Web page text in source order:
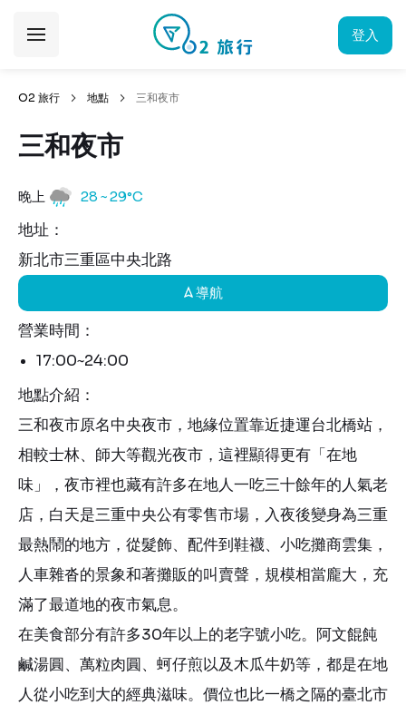
登入
O2 旅行 地點 三和夜市
三和夜市
晚上 28 ~ 29°C
地址：
新北市三重區中央北路
導航
營業時間：
17:00~24:00
地點介紹：
三和夜市原名中央夜市，地緣位置靠近捷運台北橋站，
相較士林、師大等觀光夜市，這裡顯得更有「在地
味」，夜市裡也藏有許多在地人一吃三十餘年的人氣老
店，白天是三重中央公有零售市場，入夜後變身為三重
最熱鬧的地方，從髮飾、配件到鞋襪、小吃攤商雲集，
人車雜沓的景象和著攤販的叫賣聲，規模相當龐大，充
滿了最道地的夜市氣息。
在美食部分有許多30年以上的老字號小吃。阿文餛飩
鹹湯圓、萬粒肉圓、蚵仔煎以及木瓜牛奶等，都是在地
人從小吃到大的經典滋味。價位也比一橋之隔的臺北市